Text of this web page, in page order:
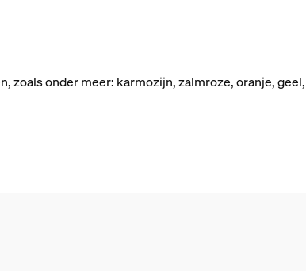
zoals onder meer: karmozijn, zalmroze, oranje,